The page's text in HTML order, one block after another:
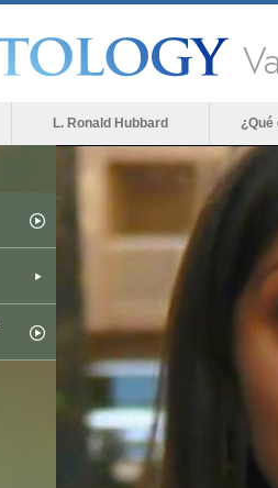
L. Ronald Hubbard ¿Qué